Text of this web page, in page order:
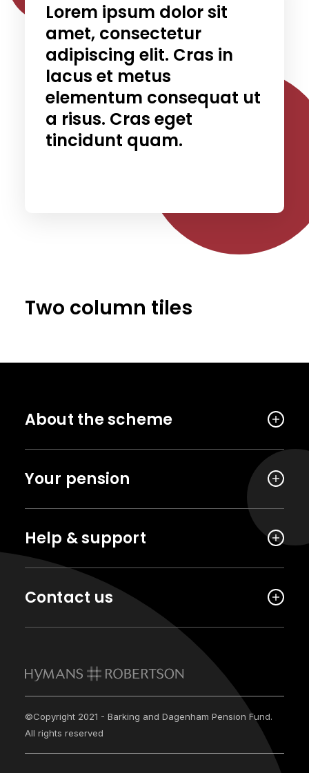
Lorem ipsum dolor sit
amet, consectetur
adipiscing elit. Cras in
lacus et metus
elementum consequat ut
a risus. Cras eget
tincidunt quam.
Two column tiles
About the scheme
Your pension
Help & support
Contact us
©Copyright 2021 - Barking and Dagenham Pension Fund.
All rights reserved